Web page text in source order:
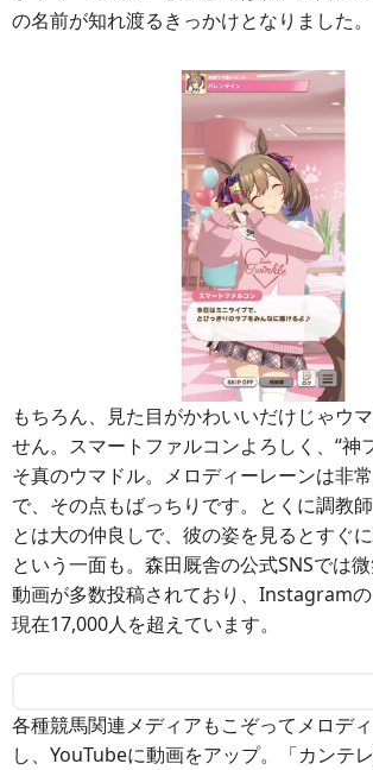
の名前が知れ渡るきっかけとなりました。
もちろん、見た目がかわいいだけじゃウ
せん。スマートファルコンよろしく、“神
そ真のウマドル。メロディーレーンは非
で、その点もばっちりです。とくに調教
とは大の仲良しで、彼の姿を見るとすぐ
という一面も。森田厩舎の公式SNSでは
動画が多数投稿されており、Instagram
現在17,000人を超えています。
各種競馬関連メディアもこぞってメロデ
し、YouTubeに動画をアップ。「カンテ